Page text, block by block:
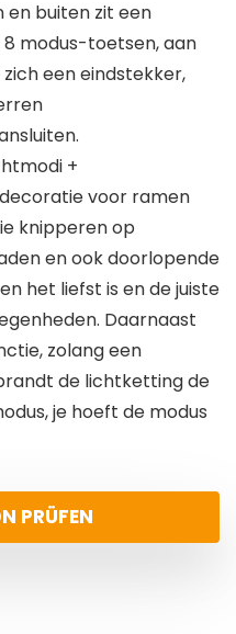
buiten zit een
modus-toetsen, aan
een eindstekker,
+
voor ramen
knipperen op
en ook doorlopende
het liefst is en de juiste
Daarnaast
zolang een
de lichtketting de
je hoeft de modus
PRÜFEN